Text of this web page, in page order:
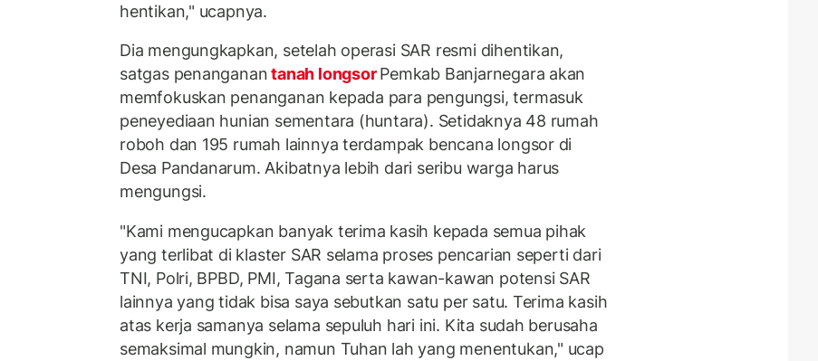
hentikan," ucapnya.
Dia mengungkapkan, setelah operasi SAR resmi dihentikan,
satgas penanganantanah longsorPemkab Banjarnegara akan
memfokuskan penanganan kepada para pengungsi, termasuk
peneyediaan hunian sementara (huntara). Setidaknya 48 rumah
roboh dan 195 rumah lainnya terdampak bencana longsor di
Desa Pandanarum. Akibatnya lebih dari seribu warga harus
mengungsi.
"Kami mengucapkan banyak terima kasih kepada semua pihak
yang terlibat di klaster SAR selama proses pencarian seperti dari
TNI, Polri, BPBD, PMI, Tagana serta kawan-kawan potensi SAR
lainnya yang tidak bisa saya sebutkan satu per satu. Terima kasih
atas kerja samanya selama sepuluh hari ini. Kita sudah berusaha
semaksimal mungkin, namun Tuhan lah yang menentukan," ucap